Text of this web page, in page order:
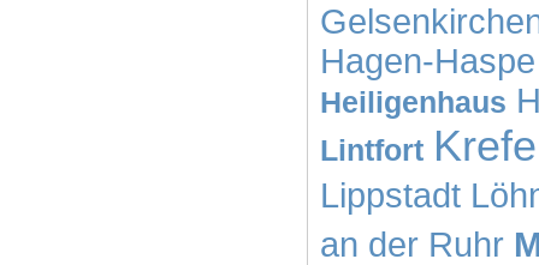
Hagen-Haspe
Heiligenhaus
Lintfort
Lippstadt
an der Ruhr